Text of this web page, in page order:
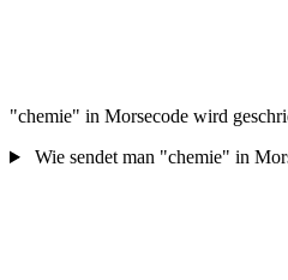
"chemie" in Morsecode wird
Wie sendet man "chemie" in